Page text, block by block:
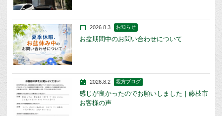
2026.8.3 お知らせ
お盆期間中のお問い合わせについて
2026.8.2 親方ブログ
感じが良かったのでお願いしました｜藤枝市
お客様の声